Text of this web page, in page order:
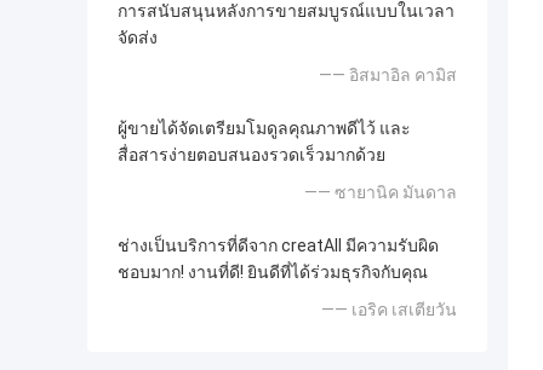
การสนับสนุนหลังการขายสมบูรณ์แบบในเวลา
จัดส่ง
—— อิสมาอิล คามิส
ผู้ขายได้จัดเตรียมโมดูลคุณภาพดีไว้ และ
สื่อสารง่ายตอบสนองรวดเร็วมากด้วย
—— ซายานิค มันดาล
ช่างเป็นบริการที่ดีจาก creatAll มีความรับผิด
ชอบมาก! งานที่ดี! ยินดีที่ได้ร่วมธุรกิจกับคุณ
—— เอริค เสเตียวัน